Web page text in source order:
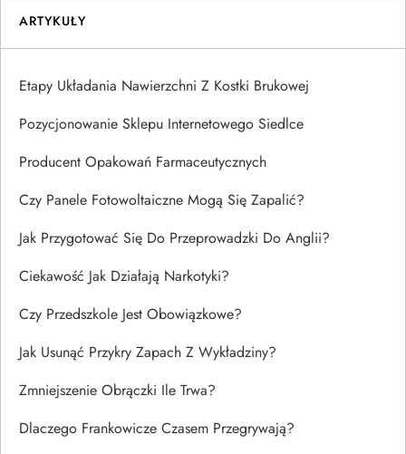
ARTYKUŁY
Etapy Układania Nawierzchni Z Kostki Brukowej
Pozycjonowanie Sklepu Internetowego Siedlce
Producent Opakowań Farmaceutycznych
Czy Panele Fotowoltaiczne Mogą Się Zapalić?
Jak Przygotować Się Do Przeprowadzki Do Anglii?
Ciekawość Jak Działają Narkotyki?
Czy Przedszkole Jest Obowiązkowe?
Jak Usunąć Przykry Zapach Z Wykładziny?
Zmniejszenie Obrączki Ile Trwa?
Dlaczego Frankowicze Czasem Przegrywają?